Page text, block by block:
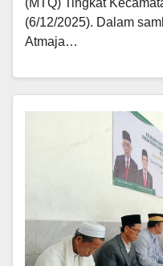
(6/12/2025). Dalam
Atmaja…